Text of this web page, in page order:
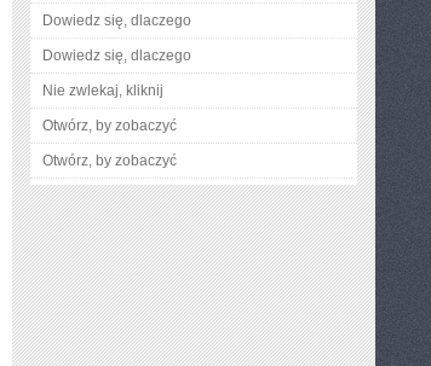
Dowiedz się, dlaczego
Dowiedz się, dlaczego
Nie zwlekaj, kliknij
Otwórz, by zobaczyć
Otwórz, by zobaczyć